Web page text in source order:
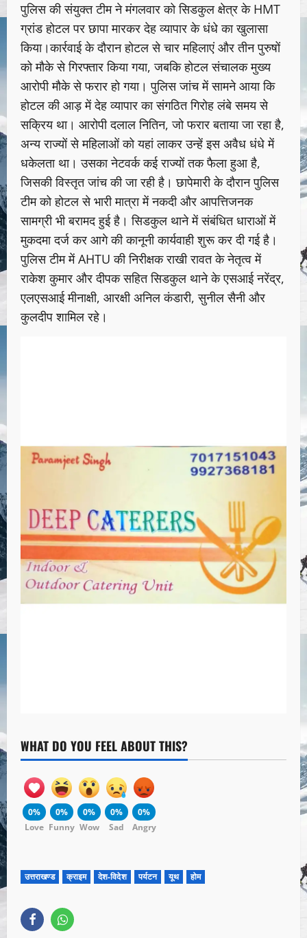
पुलिस की संयुक्त टीम ने मंगलवार को सिडकुल क्षेत्र के HMT
ग्रांड होटल पर छापा मारकर देह व्यापार के धंधे का खुलासा
किया।कार्रवाई के दौरान होटल से चार महिलाएं और तीन पुरुषों
को मौके से गिरफ्तार किया गया, जबकि होटल संचालक मुख्य
आरोपी मौके से फरार हो गया। पुलिस जांच में सामने आया कि
होटल की आड़ में देह व्यापार का संगठित गिरोह लंबे समय से
सक्रिय था। आरोपी दलाल नितिन, जो फरार बताया जा रहा है,
अन्य राज्यों से महिलाओं को यहां लाकर उन्हें इस अवैध धंधे में
धकेलता था। उसका नेटवर्क कई राज्यों तक फैला हुआ है,
जिसकी विस्तृत जांच की जा रही है। छापेमारी के दौरान पुलिस
टीम को होटल से भारी मात्रा में नकदी और आपत्तिजनक
सामग्री भी बरामद हुई है। सिडकुल थाने में संबंधित धाराओं में
मुकदमा दर्ज कर आगे की कानूनी कार्यवाही शुरू कर दी गई है।
पुलिस टीम में AHTU की निरीक्षक राखी रावत के नेतृत्व में
राकेश कुमार और दीपक सहित सिडकुल थाने के एसआई नरेंद्र,
एलएसआई मीनाक्षी, आरक्षी अनिल कंडारी, सुनील सैनी और
कुलदीप शामिल रहे।
WHAT DO YOU FEEL ABOUT THIS?
0%
Love
0%
Funny
0%
Wow
0%
Sad
0%
Angry
उत्तराखण्ड क्राइम देश-विदेश पर्यटन यूथ होम